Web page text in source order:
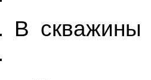
с помощью